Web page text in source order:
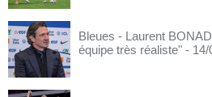
Bleues - Laurent
équipe très réaliste" - 14/